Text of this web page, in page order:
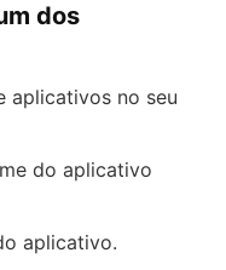
dos
aplicativos no seu
do aplicativo
aplicativo.